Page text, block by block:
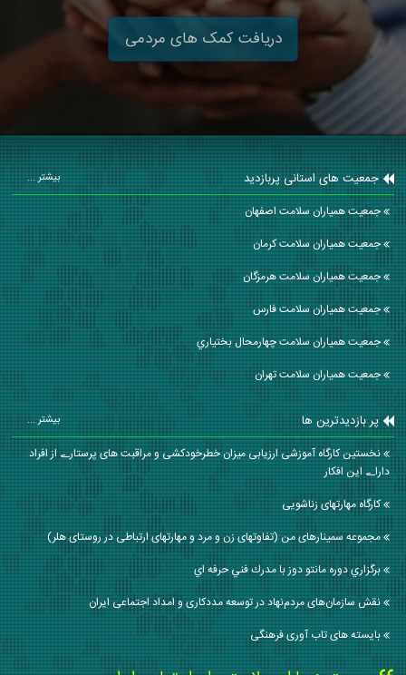
دریافت کمک های مردمی
جمعیت های استانی پربازدید بیشتر ...
جمعیت همیاران سلامت اصفهان
جمعیت همیاران سلامت كرمان
جمعیت همیاران سلامت هرمزگان
جمعیت همیاران سلامت فارس
جمعیت همیاران سلامت چهارمحال بختياري
جمعیت همیاران سلامت تهران
پر بازدیدترین ها بیشتر ...
نخستین کارگاه آموزشی ارزیابی میزان خطرخودکشی و مراقبت ھای پرستارے از افراد
داراے این افکار
کارگاه مهارتهای زناشویی
مجموعه سمینارهای من (تفاوتهای زن و مرد و مهارتهای ارتباطی در روستای هلر)
برگزاري دوره مانتو دوز با مدرك فني حرفه اي
نقش سازمان‌های مردم‌نهاد در توسعه مددکاری و امداد اجتماعی ایران
بایسته های تاب آوری فرهنگی